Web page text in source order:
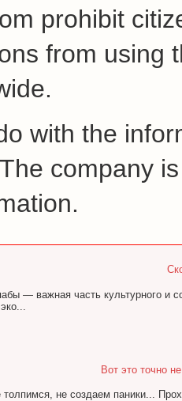
prohibit
from using
with the
company
— важная часть культурного и
Вот это точно
не создаем паники...